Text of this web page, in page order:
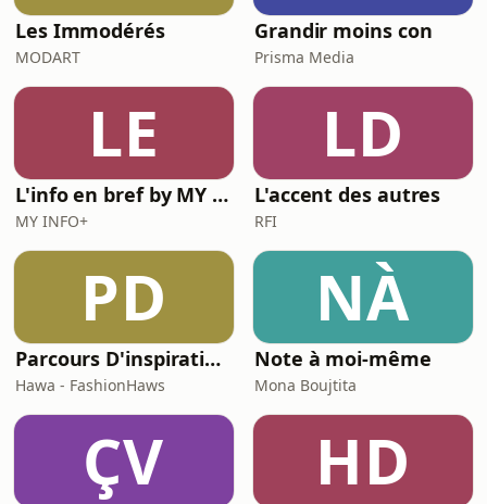
Les Immodérés
MODART
Grandir moins con
Prisma Media
LE
L'info en bref by MY INFO+
MY INFO+
LD
L'accent des autres
RFI
PD
Parcours D'inspirations
Hawa - FashionHaws
NÀ
Note à moi-même
Mona Boujtita
ÇV HD